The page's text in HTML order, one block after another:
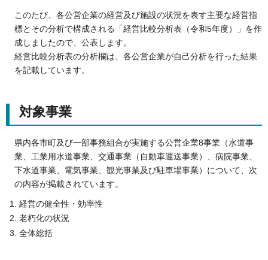
このたび、各公営企業の経営及び施設の状況を表す主要な経営指
標とその分析で構成される「経営比較分析表（令和5年度）」を作
成しましたので、公表します。
経営比較分析表の分析欄は、各公営企業が自己分析を行った結果
を記載しています。
対象事業
県内各市町及び一部事務組合が実施する公営企業8事業（水道事
業、工業用水道事業、交通事業（自動車運送事業）、病院事業、
下水道事業、電気事業、観光事業及び駐車場事業）について、次
の内容が掲載されています。
経営の健全性・効率性
老朽化の状況
全体総括